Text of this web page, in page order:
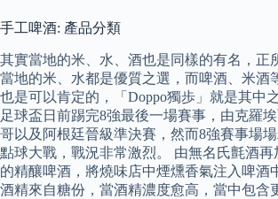
手工啤酒: 產品分類
其實當地的米、水、酒也是同樣的有名，正
當地的米、水都是優質之選，而啤酒、米酒
也是可以肯定的，「Doppo獨歩」就是其中
足球盃日前踢完8強最後一場賽事，由克羅
哥以及阿根廷晉級準決賽，然而8強賽事場
點球大戰，戰況非常激烈。 由無名氏氈酒再
的精釀啤酒，將燒味店中煙燻香氣注入啤酒
酒精來自糖份，當酒精濃度愈高，當中包含